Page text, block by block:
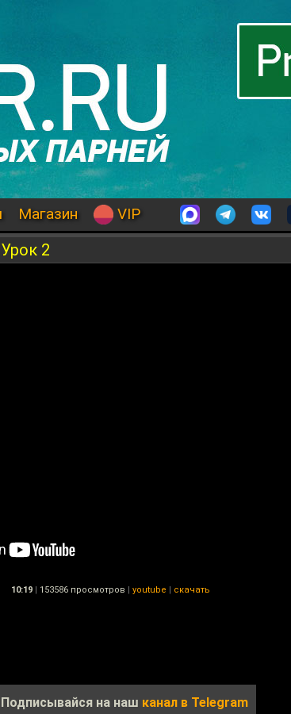
Магазин VIP
2
10:19 | 153586 просмотров | youtube | скачать
Подписывайся на наш канал в Telegram